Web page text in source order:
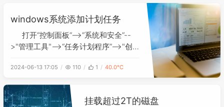
http://www.itsec.gov.cn/aqkkcp/cp
gg/ 服务器操作系统 openEuler下载地
址 https://www.o
windows系统添加计划任务
打开“控制面板”-->“系统和安全”--
>"管理工具"-->“任务计划程序”-->"创
执行的文件。 添加完成后，可以在“任
务。
2024-06-13 17:05 110 1 40.0℃
挂载超过2T的磁盘